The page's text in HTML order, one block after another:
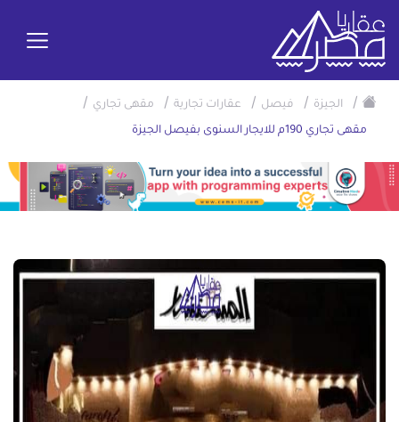
/ الجيزة / فيصل / عقارات تجارية / مقهى تجاري /
مقهى تجاري 190م للايجار السنوى بفيصل الجيزة